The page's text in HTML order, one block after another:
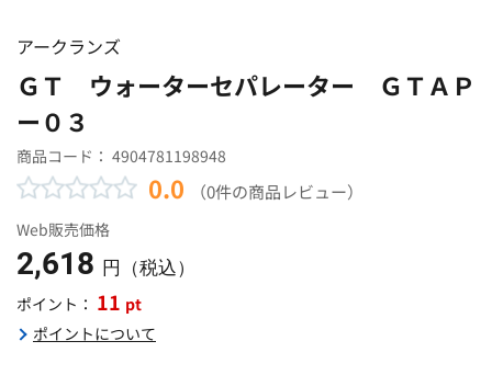
アークランズ
ＧＴ ウォーターセパレーター ＧＴＡＰ
ー０３
商品コード： 4904781198948
0.0 （0件の商品レビュー）
Web販売価格
2,618 円（税込）
ポイント： 11 pt
ポイントについて